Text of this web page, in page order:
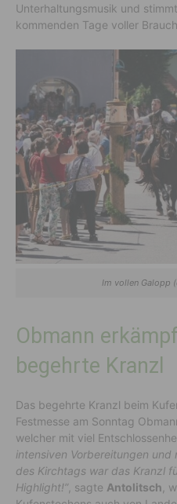
Unterhaltungsmusik und
kommenden Tage voller
Im vollen Galopp
Obmann
begehrte Kranzl
Das begehrte Kranzl beim
Festmesse am Sonntag
welcher mit viel
intensiven Vorbereitungen und
des Kirchtags war das Kranzl
Highlight!”, sagte Antolitsch ,